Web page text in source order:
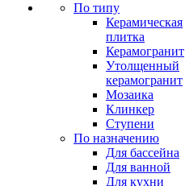
По типу
Керамическая
плитка
Керамогранит
Утолщенный
керамогранит
Мозаика
Клинкер
Ступени
По назначению
Для бассейна
Для ванной
Для кухни